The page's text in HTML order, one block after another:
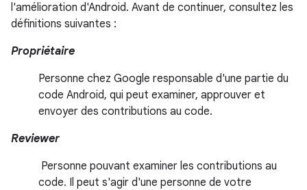
l'amélioration d'Android. Avant de continuer, consultez les
définitions suivantes :
Propriétaire
Personne chez Google responsable d'une partie du
code Android, qui peut examiner, approuver et
envoyer des contributions au code.
Reviewer
Personne pouvant examiner les contributions au
code. Il peut s'agir d'une personne de votre